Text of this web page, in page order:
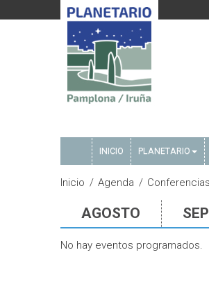
INICIO PLANETARIO
Inicio Agenda
AGOSTO
No hay eventos programados.